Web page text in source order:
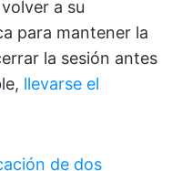
a su
para mantener la
la sesión antes
llevarse el
de dos